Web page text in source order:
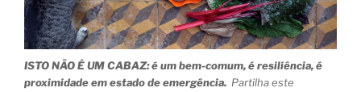
ISTO NÃO É UM CABAZ: é um bem-comum, é resiliência, é
proximidade em estado de emergência. Partilha este